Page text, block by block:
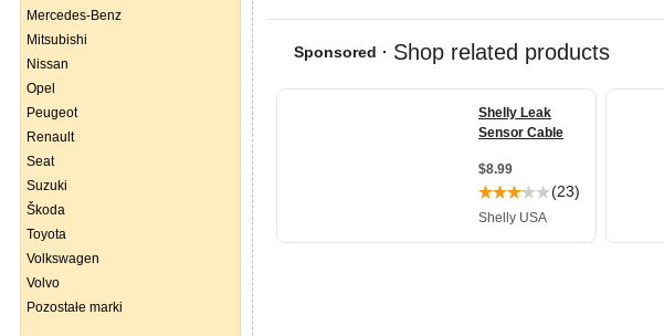
Mercedes-Benz
Mitsubishi
Nissan
Opel
Peugeot
Renault
Seat
Suzuki
Škoda
Toyota
Volkswagen
Volvo
Pozostałe marki